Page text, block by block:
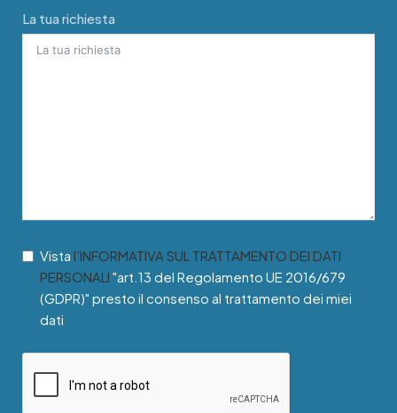
La tua richiesta
Vista l’INFORMATIVA SUL TRATTAMENTO DEI DATI
PERSONALI "art.13 del Regolamento UE 2016/679
(GDPR)" presto il consenso al trattamento dei miei
dati